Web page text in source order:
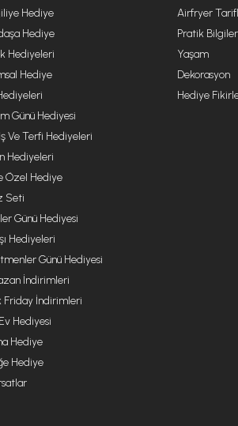
Hediye
Hediye
Hediyeleri
Hediye
Günü Hediyesi
Ve Terfi Hediyeleri
Hediyeleri
Özel Hediye
Seti
Günü Hediyesi
Hediyeleri
Günü Hediyesi
İndirimleri
Friday İndirimleri
Hediyesi
Hediye
Hediye
Airfryer
Pratik Bilgiler
Yaşam
Dekorasyon
Hediye